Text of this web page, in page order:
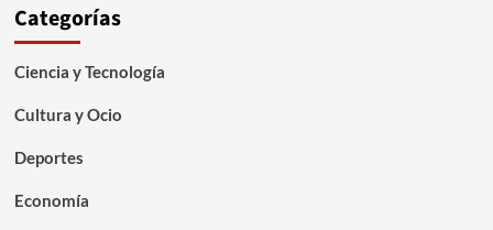
Categorías
Ciencia y Tecnología
Cultura y Ocio
Deportes
Economía